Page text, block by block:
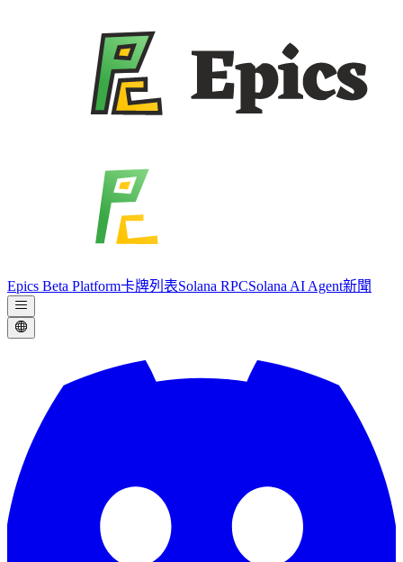
Epics Beta Platform卡牌列表Solana RPCSolana AI Agent新聞